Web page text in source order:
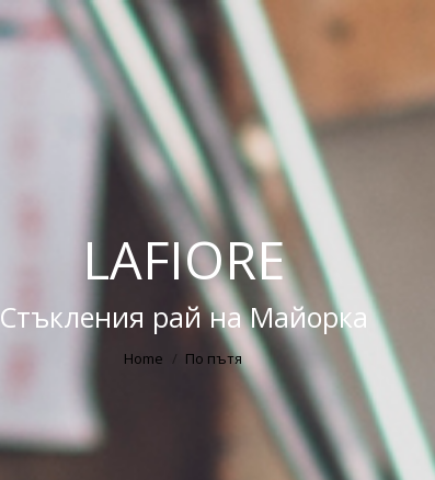
LAFIORE
Стъкления рай на Майорка
Home По пътя